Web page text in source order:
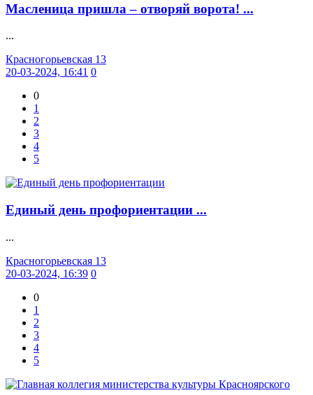
Масленица пришла – отворяй ворота! ...
...
Красногорьевская 13
20-03-2024, 16:41 0
0
1
2
3
4
5
Единый день профориентации ...
...
Красногорьевская 13
20-03-2024, 16:39 0
0
1
2
3
4
5